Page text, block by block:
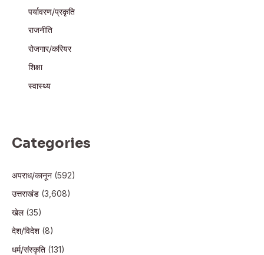
पर्यावरण/प्रकृति
राजनीति
रोजगार/करियर
शिक्षा
स्वास्थ्य
Categories
अपराध/कानून (592)
उत्तराखंड (3,608)
खेल(35)
देश/विदेश(8)
धर्म/संस्कृति (131)